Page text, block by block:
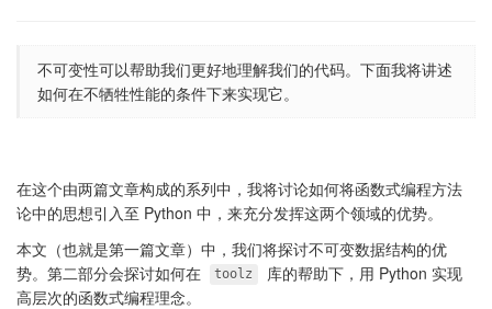
不可变性可以帮助我们更好地理解我们的代码。下面我将讲述
如何在不牺牲性能的条件下来实现它。
在这个由两篇文章构成的系列中，我将讨论如何将函数式编程方法
论中的思想引入至 Python 中，来充分发挥这两个领域的优势。
本文（也就是第一篇文章）中，我们将探讨不可变数据结构的优
势。第二部分会探讨如何在
toolz
库的帮助下，用 Python 实现
高层次的函数式编程理念。